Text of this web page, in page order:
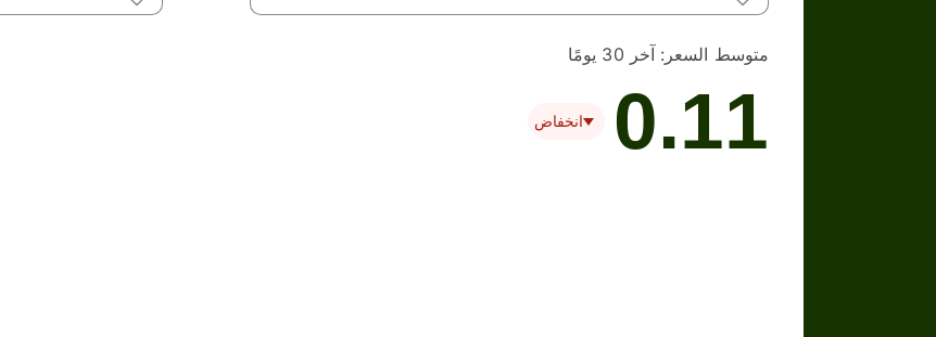
متوسط السعر: آخر 30 يومًا
0.11 انخفاض